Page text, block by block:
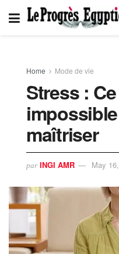
Home Mode de vie
Stress :
maîtriser
par INGI AMR May